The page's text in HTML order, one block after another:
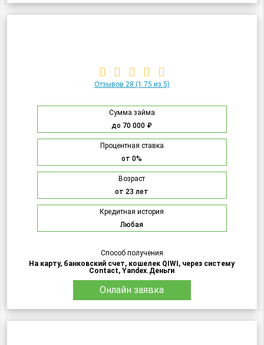
Отзывов 28 (1.75 из 5)
Сумма займа
до 70 000 ₽
Процентная ставка
от 0%
Возраст
от 23 лет
Кредитная история
Любая
Способ получения
На карту, банковский счет, кошелек QIWI, через систему
Contact, Yandex.Деньги
Онлайн заявка